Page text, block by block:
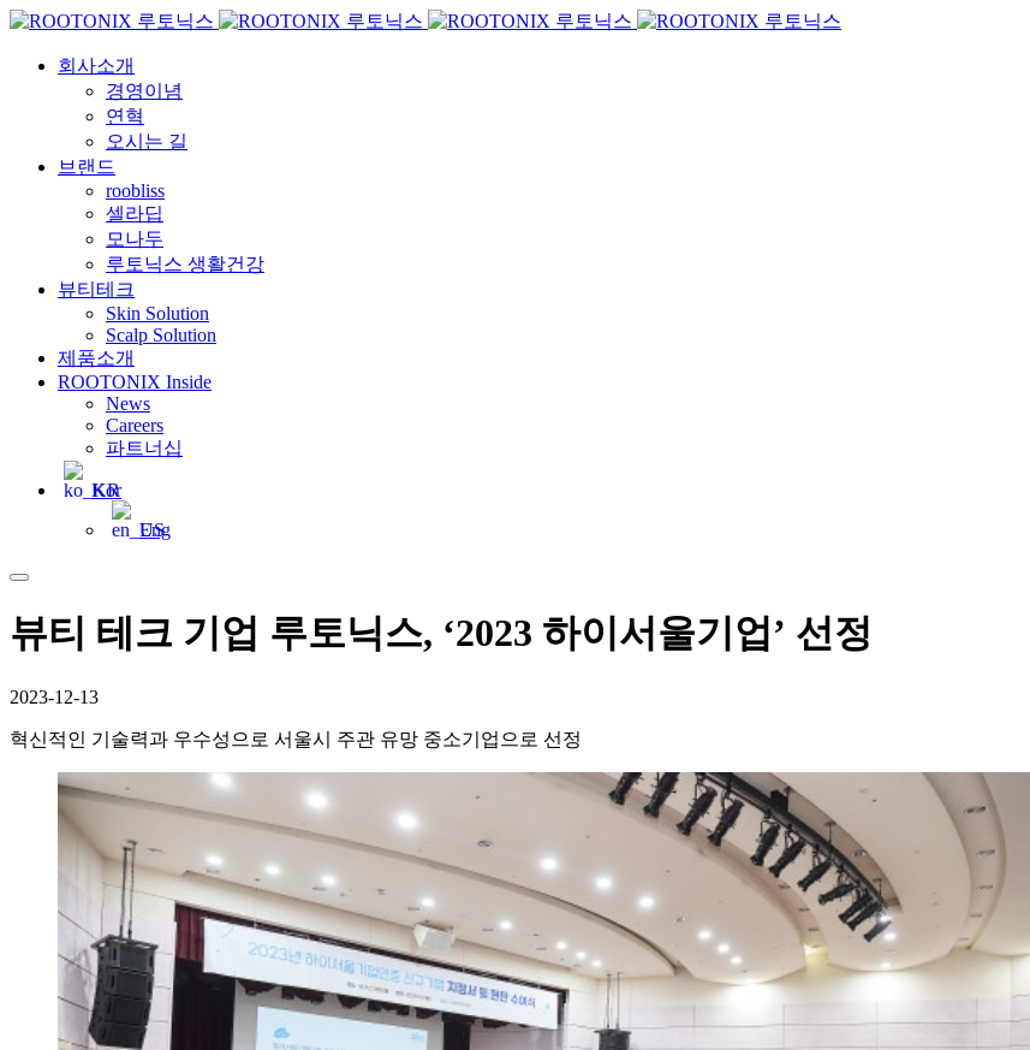
회사소개
경영이념
연혁
오시는 길
브랜드
roobliss
셀라딥
모나두
루토닉스 생활건강
뷰티테크
Skin Solution
Scalp Solution
제품소개
ROOTONIX Inside
News
Careers
파트너십
Kor
Eng
뷰티 테크 기업 루토닉스, ‘2023 하이서울기업’ 선정
2023-12-13
혁신적인 기술력과 우수성으로 서울시 주관 유망 중소기업으로 선정